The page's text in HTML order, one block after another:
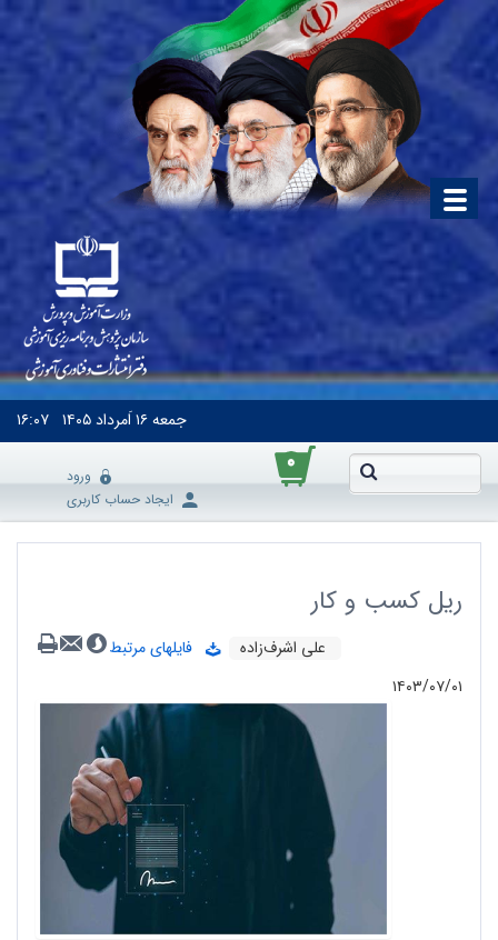
جمعه۱۶ اَمرداد ۱۴۰۵ ۱۶:۰۷
۰
ورود
ایجاد حساب کاربری
ریل کسب و کار
علی اشرف‌زاده
فایلهای مرتبط
۱۴۰۳/۰۷/۰۱